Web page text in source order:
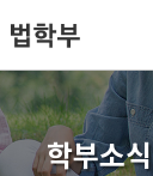
학부소식